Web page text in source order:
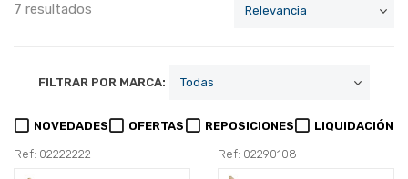
7 resultados
FILTRAR POR MARCA:
NOVEDADES OFERTAS REPOSICIONES LIQUIDACIÓN
Ref: 02222222 Ref: 02290108